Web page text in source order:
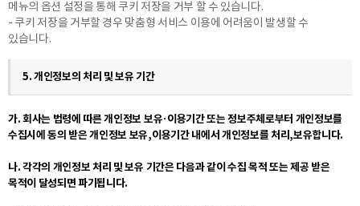
메뉴의 옵션 설정을 통해 쿠키 저장을 거부 할 수 있습니다.
- 쿠키 저장을 거부할 경우 맞춤형 서비스 이용에 어려움이 발생할 수
있습니다.
5. 개인정보의 처리 및 보유 기간
가. 회사는 법령에 따른 개인정보 보유·이용기간 또는 정보주체로부터 개인정보를
수집시에 동의 받은 개인정보 보유,이용기간 내에서 개인정보를 처리,보유합니다.
나. 각각의 개인정보 처리 및 보유 기간은 다음과 같이 수집 목적 또는 제공 받은
목적이 달성되면 파기됩니다.